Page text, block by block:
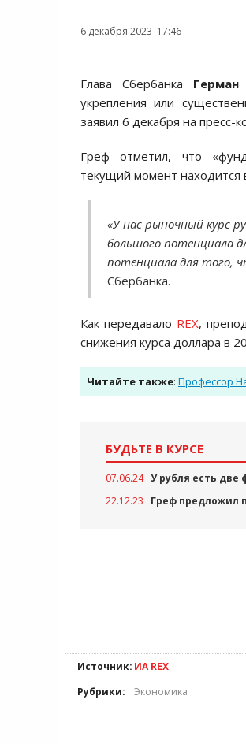
6 декабря 2023 17:46
Глава Сбербанка
укрепления или
заявил 6 декабря на пресс-
Греф отметил, что
текущий момент находится
«У нас рыночный курс
большого потенциала
потенциала для того,
Сбербанка.
Как передавало REX,
снижения курса доллара в
Читайте также: Профессор
БУДЬТЕ В КУРСЕ
07.06.24 У рубля есть
22.12.23
Греф предложил
Источник: ИА REX
Рубрики:
Экономика